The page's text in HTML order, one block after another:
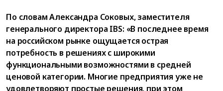
По словам Александра Соковых, заместителя
генерального директора IBS: «В последнее время
на российском рынке ощущается острая
потребность в решениях с широкими
функциональными возможностями в средней
ценовой категории. Многие предприятия уже не
удовлетворяют простые решения, при этом